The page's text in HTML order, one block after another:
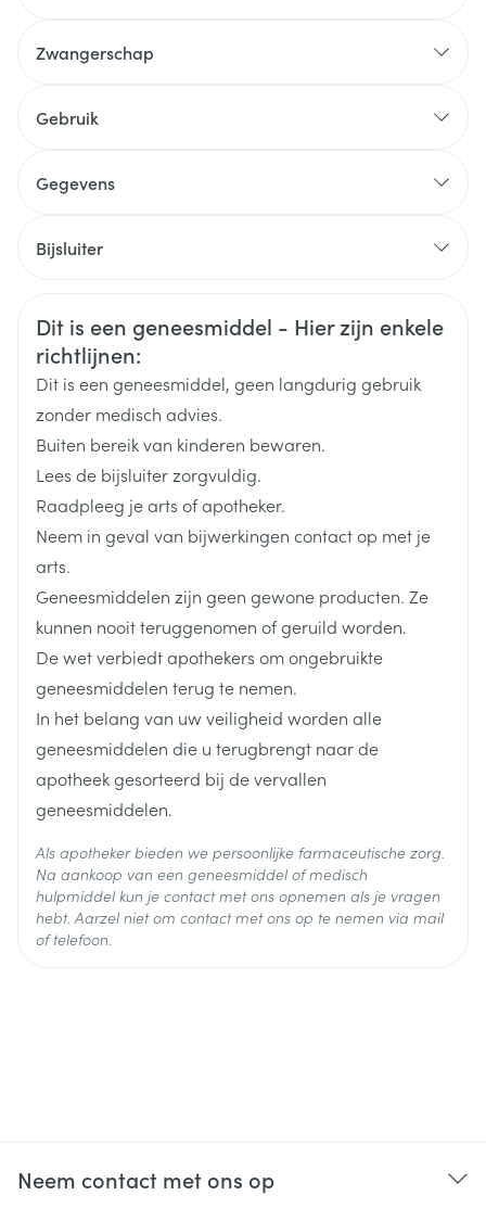
Zwangerschap
Gebruik
Zacht voedsel zoals yoghurt
Een glas water of sinaasappelsap Gebruik een lepel
om klonten los te maken en roer het middel door de
yoghurt, het water of sinaasappelsap totdat het
volledig met elkaar vermengd is. Eet de yoghurt of
drink het water of sinaasappelsap meteen na het
vermengen met het middel helemaal op. Bewaar
het niet. Maak u geen zorgen als er nadien een dun
laagje in het glas of het bakje achterblijft – dit bevat
geen werkzame stof.
Gegevens
Breedte
Lengte 84 mm
Diepte
Actieve
Ingrediënten
lisdexamfetamine dimesylaat
Behoud Kamertemperatuur (15°C - 25°C)
Bijsluiter
Duits
Frans Frans
Veiligheidsinformatie
Dit is een geneesmiddel - Hier zijn enkele
richtlijnen:
Dit is een geneesmiddel, geen langdurig gebruik
zonder medisch advies.
Buiten bereik van kinderen bewaren.
Lees de bijsluiter zorgvuldig.
Raadpleeg je arts of apotheker.
Neem in geval van bijwerkingen contact op met je
arts.
Geneesmiddelen zijn geen gewone producten. Ze
kunnen nooit teruggenomen of geruild worden.
De wet verbiedt apothekers om ongebruikte
geneesmiddelen terug te nemen.
In het belang van uw veiligheid worden alle
geneesmiddelen die u terugbrengt naar de
apotheek gesorteerd bij de vervallen
geneesmiddelen.
Als apotheker bieden we persoonlijke farmaceutische zorg.
Na aankoop van een geneesmiddel of medisch
hulpmiddel kun je contact met ons opnemen als je vragen
hebt. Aarzel niet om contact met ons op te nemen via mail
of telefoon.
Neem contact met ons op